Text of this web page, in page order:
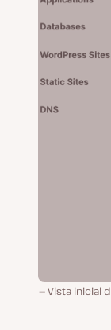
Vista inicial